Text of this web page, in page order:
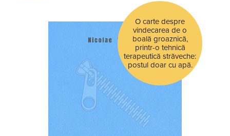
O carte despre
vindecarea de o
boală groaznică,
printr-o tehnică
terapeutică străveche:
postul doar cu apă.